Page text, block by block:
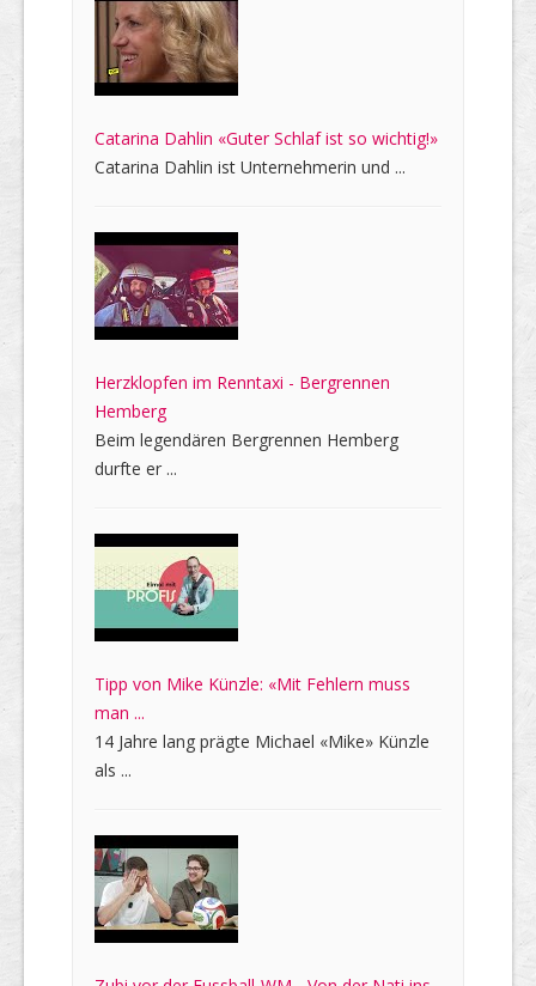
Catarina Dahlin «Guter Schlaf ist so wichtig!»
Catarina Dahlin ist Unternehmerin und ...
Herzklopfen im Renntaxi - Bergrennen
Hemberg
Beim legendären Bergrennen Hemberg
durfte er ...
Tipp von Mike Künzle: «Mit Fehlern muss
man ...
14 Jahre lang prägte Michael «Mike» Künzle
als ...